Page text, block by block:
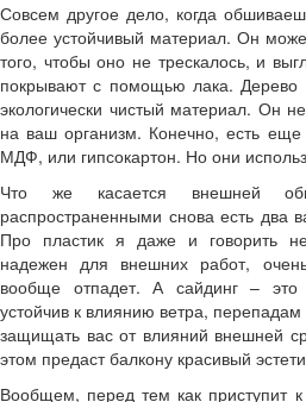
Совсем другое дело, когда
более устойчивый материал. Он
того, чтобы оно не трескалось, и
покрывают с помощью лака.
экологически чистый материал. Он
на ваш организм. Конечно, есть еще
МДФ, или гипсокартон. Но они
Что же касается внешней
распространенными снова есть два
Про пластик я даже и говорить
надежен для внешних работ,
вообще отпадет. А сайдинг –
устойчив к влиянию ветра,
защищать вас от влияний внешней
этом предаст балкону красивый
Вообщем, перед тем как приступит